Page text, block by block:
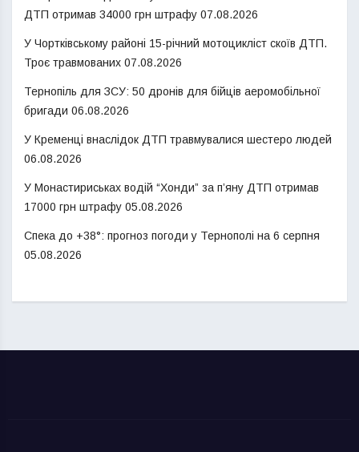
ДТП отримав 34000 грн штрафу 07.08.2026
У Чортківському районі 15-річний мотоцикліст скоїв ДТП.
Троє травмованих 07.08.2026
Тернопіль для ЗСУ: 50 дронів для бійців аеромобільної
бригади 06.08.2026
У Кременці внаслідок ДТП травмувалися шестеро людей
06.08.2026
У Монастириськах водій “Хонди” за п’яну ДТП отримав
17000 грн штрафу 05.08.2026
Спека до +38°: прогноз погоди у Тернополі на 6 серпня
05.08.2026